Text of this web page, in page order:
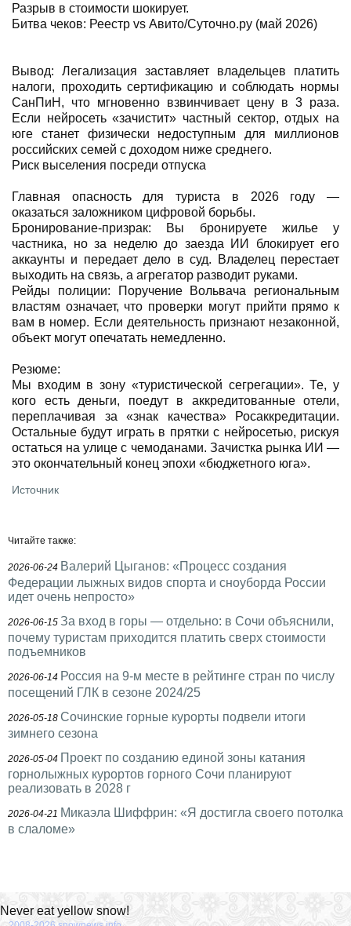
Разрыв в стоимости шокирует.
Битва чеков: Реестр vs Авито/Суточно.ру (май 2026)
Вывод: Легализация заставляет владельцев платить
налоги, проходить сертификацию и соблюдать нормы
СанПиН, что мгновенно взвинчивает цену в 3 раза.
Если нейросеть «зачистит» частный сектор, отдых на
юге станет физически недоступным для миллионов
российских семей с доходом ниже среднего.
Риск выселения посреди отпуска
Главная опасность для туриста в 2026 году —
оказаться заложником цифровой борьбы.
Бронирование-призрак: Вы бронируете жилье у
частника, но за неделю до заезда ИИ блокирует его
аккаунты и передает дело в суд. Владелец перестает
выходить на связь, а агрегатор разводит руками.
Рейды полиции: Поручение Вольвача региональным
властям означает, что проверки могут прийти прямо к
вам в номер. Если деятельность признают незаконной,
объект могут опечатать немедленно.
Резюме:
Мы входим в зону «туристической сегрегации». Те, у
кого есть деньги, поедут в аккредитованные отели,
переплачивая за «знак качества» Росаккредитации.
Остальные будут играть в прятки с нейросетью, рискуя
остаться на улице с чемоданами. Зачистка рынка ИИ —
это окончательный конец эпохи «бюджетного юга».
Источник
Читайте также:
2026-06-24 Валерий Цыганов: «Процесс создания
Федерации лыжных видов спорта и сноуборда России
идет очень непросто»
2026-06-15 За вход в горы — отдельно: в Сочи объяснили,
почему туристам приходится платить сверх стоимости
подъемников
2026-06-14 Россия на 9-м месте в рейтинге стран по числу
посещений ГЛК в сезоне 2024/25
2026-05-18 Сочинские горные курорты подвели итоги
зимнего сезона
2026-05-04 Проект по созданию единой зоны катания
горнолыжных курортов горного Сочи планируют
реализовать в 2028 г
2026-04-21 Микаэла Шиффрин: «Я достигла своего потолка
в слаломе»
Never eat yellow snow!